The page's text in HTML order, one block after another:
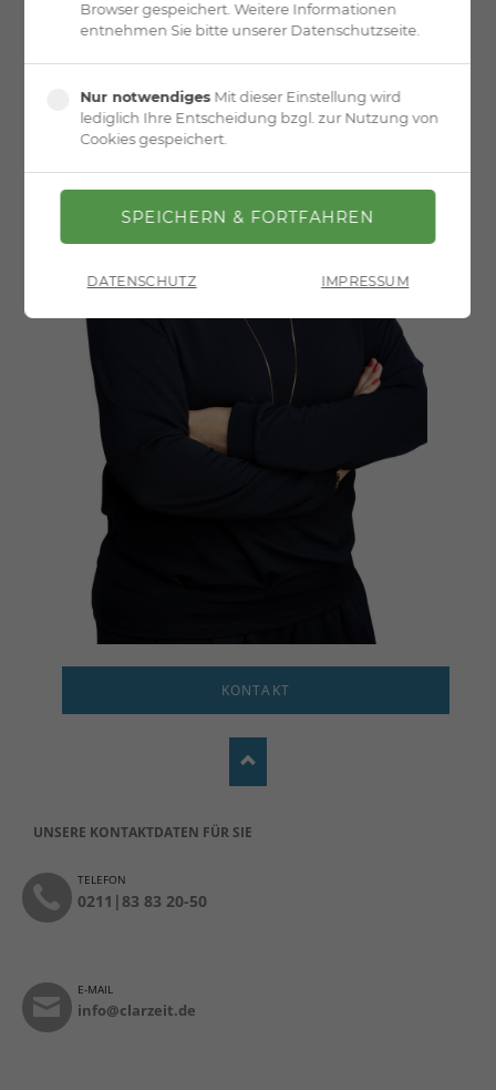
KONTAKT
UNSERE KONTAKTDATEN FÜR SIE
TELEFON
0211|83 83 20-50
E-MAIL
info@clarzeit.de
Browser gespeichert. Weitere Informationen
entnehmen Sie bitte unserer Datenschutzseite.
Nur notwendiges Mit dieser Einstellung wird
lediglich Ihre Entscheidung bzgl. zur Nutzung von
Cookies gespeichert.
DATENSCHUTZ IMPRESSUM